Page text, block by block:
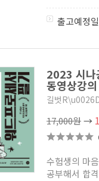
출고예정
2023 시나
동영상강
길벗
17,000원→
수험생의 마
공부해서 합